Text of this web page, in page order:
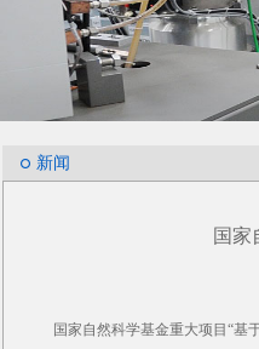
新闻
国家
国家自然科学基金重大项目“基于